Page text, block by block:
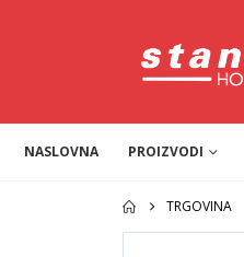
NASLOVNA PROIZVODI
TRGOVINA